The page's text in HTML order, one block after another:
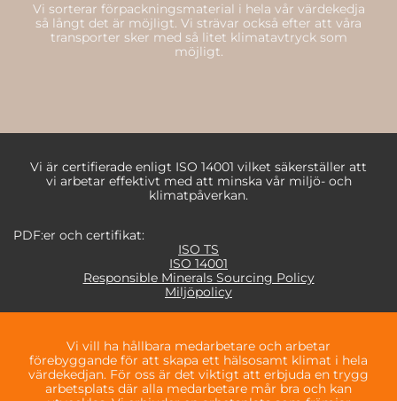
Vi sorterar förpackningsmaterial i hela vår värdekedja
så långt det är möjligt. Vi strävar också efter att våra
transporter sker med så litet klimatavtryck som
möjligt.
Vi är certifierade enligt ISO 14001 vilket säkerställer att
vi arbetar effektivt med att minska vår miljö- och
klimatpåverkan.
PDF:er och certifikat:
ISO TS
ISO 14001
Responsible Minerals Sourcing Policy
Miljöpolicy
Vi vill ha hållbara medarbetare och arbetar
förebyggande för att skapa ett hälsosamt klimat i hela
värdekedjan. För oss är det viktigt att erbjuda en trygg
arbetsplats där alla medarbetare mår bra och kan